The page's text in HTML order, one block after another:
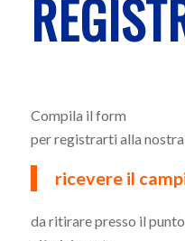
Compila il form
per registrarti alla
ricevere il
da ritirare presso il